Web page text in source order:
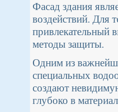
Фасад здания
воздействий. Для
привлекательный
методы защиты.
Одним из
специальных
создают
глубоко в